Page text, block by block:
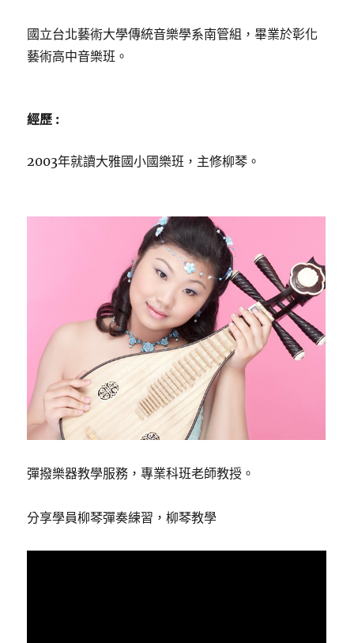
國立台北藝術大學傳統音樂學系南管組，畢業於彰化
藝術高中音樂班。
經歷 :
2003年就讀大雅國小國樂班，主修柳琴。
彈撥樂器教學服務，專業科班老師教授。
分享學員柳琴彈奏練習，柳琴教學